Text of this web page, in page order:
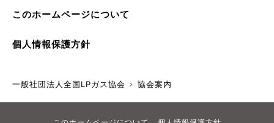
一般社団法人全国LPガス協会 協会案内
このホームページについて
個人情報保護方針